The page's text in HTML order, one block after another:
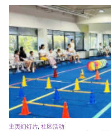
主页幻灯片, 社区活动